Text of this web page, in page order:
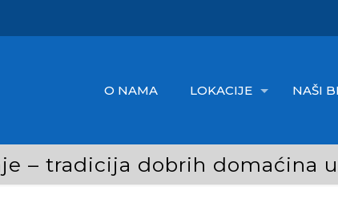
O NAMA LOKACIJE NAŠI
– tradicija dobrih domaćina